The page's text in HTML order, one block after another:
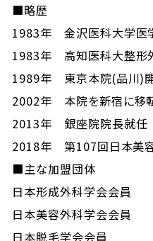
■略歴
1983年 金沢医科大学医
1983年 高知医科大整形
1989年 東京本院(品川)
2002年 本院を新宿に移
2013年 銀座院院長就任
2018年 第107回日本美
■主な加盟団体
日本形成外科学会会員
日本美容外科学会会員
日本脱毛学会会員